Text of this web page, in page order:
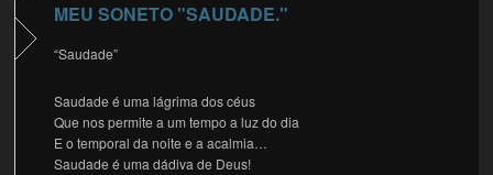
MEU SONETO "SAUDADE."
“Saudade”
Saudade é uma lágrima dos céus
Que nos permite a um tempo a luz do dia
E o temporal da noite e a acalmia…
Saudade é uma dádiva de Deus!